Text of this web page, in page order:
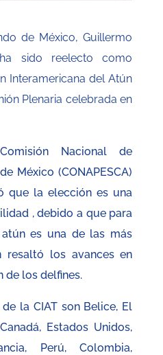
de México, Guillermo
sido reelecto como
Interamericana del Atún
Plenaria celebrada en
Nacional de
México (CONAPESCA)
que la elección es una
, debido a que para
es una de las más
resaltó los avances en
de los delfines.
la CIAT son Belice, El
Estados Unidos,
Perú, Colombia,